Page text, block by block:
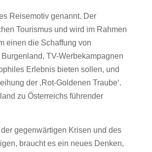
Reisemotiv genannt. Der
Tourismus und wird im Rahmen
einen die Schaffung von
TV-Werbekampagnen
Erlebnis bieten sollen, und
der ‚Rot-Goldenen Traube‘.
zu Österreichs führender
gegenwärtigen Krisen und des
braucht es ein neues Denken,